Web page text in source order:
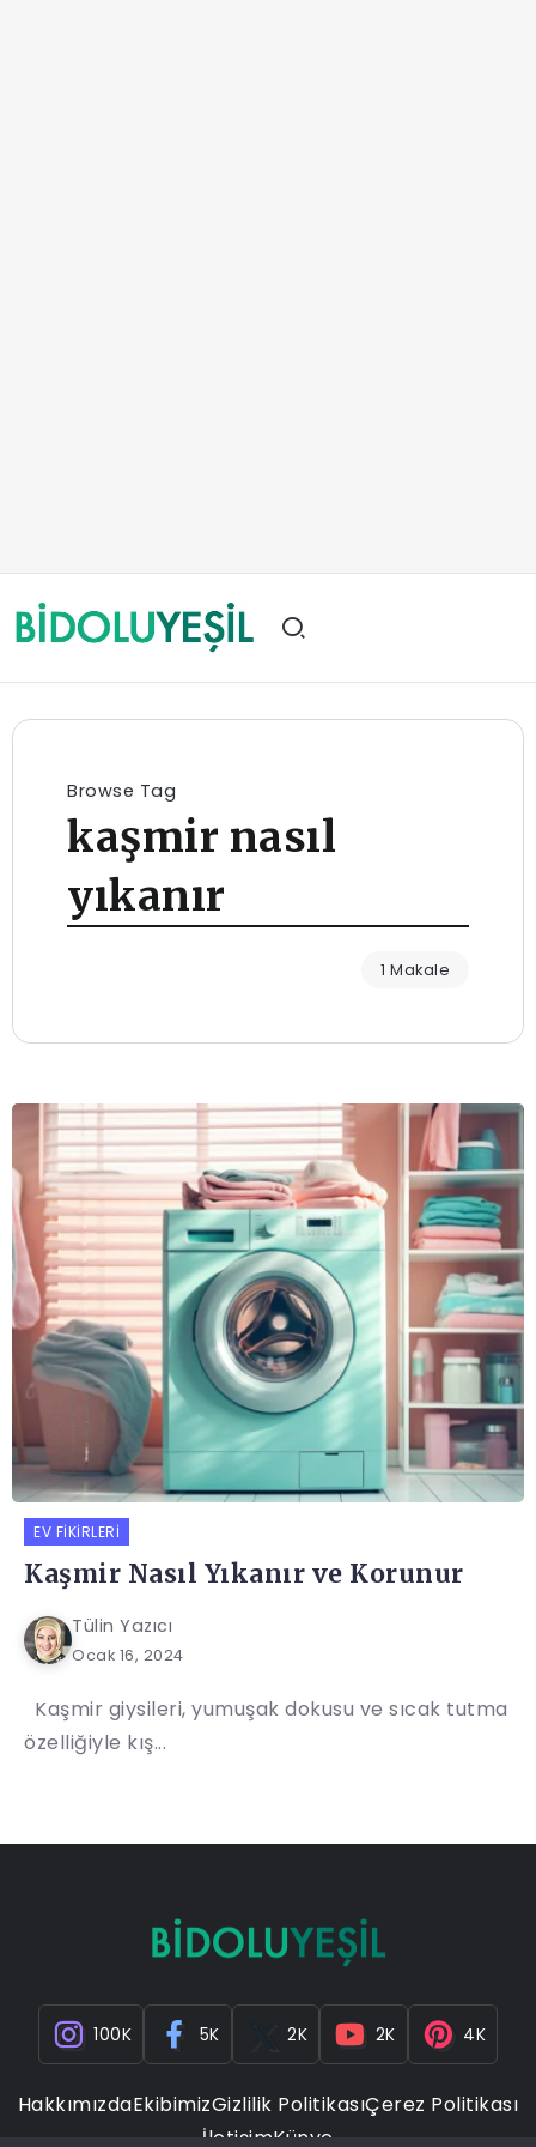
Browse Tag
kaşmir nasıl
yıkanır
1 Makale
EV FIKIRLERI
Kaşmir Nasıl Yıkanır ve Korunur
Tülin Yazıcı
Ocak 16, 2024
Kaşmir giysileri, yumuşak dokusu ve sıcak tutma
özelliğiyle kış...
100K 5K 2K 2K 4K
HakkımızdaEkibimizGizlilik PolitikasıÇerez Politikası
İletişimKünye